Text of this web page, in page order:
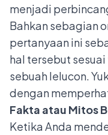
menjadi
Bahkan sebagian
pertanyaan ini
hal tersebut
sebuah lelucon.
dengan
Fakta atau Mitos
Ketika Anda